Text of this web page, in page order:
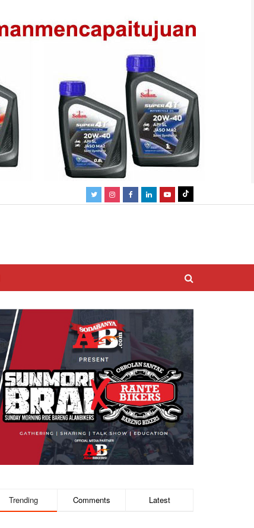
Trending Comments Latest